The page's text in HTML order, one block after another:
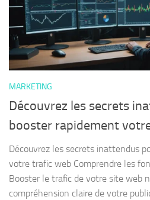
MARKETING
Découvrez les secrets
booster rapidement
Découvrez les secrets inattendus
votre trafic web Comprendre les
Booster le trafic de votre site web
compréhension claire de votre